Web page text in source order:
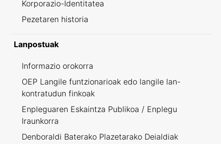
Korporazio-Identitatea
Pezetaren historia
Lanpostuak
Informazio orokorra
OEP Langile funtzionarioak edo langile lan-
kontratudun finkoak
Enpleguaren Eskaintza Publikoa / Enplegu
Iraunkorra
Denboraldi Baterako Plazetarako Deialdiak